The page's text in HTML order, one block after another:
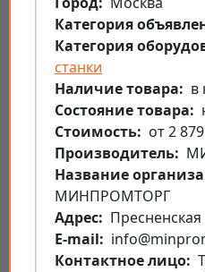
Категория
Категория
станки
Наличие товара
в
Состояние товара
Стоимость
от 2
Производитель
Название
МИНПРОМТОРГ
Aдрес
E-mail
Контактное лицо